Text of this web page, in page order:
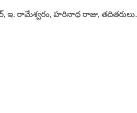
ఇ. రామేశ్వరం, హరినాధ రాజు, తదితరులు.